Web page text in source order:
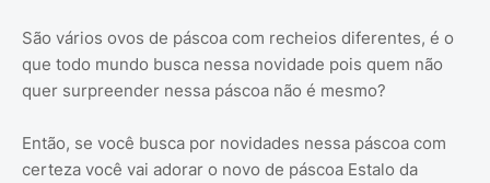
São vários ovos de páscoa com recheios diferentes, é o
que todo mundo busca nessa novidade pois quem não
quer surpreender nessa páscoa não é mesmo?
Então, se você busca por novidades nessa páscoa com
certeza você vai adorar o novo de páscoa Estalo da